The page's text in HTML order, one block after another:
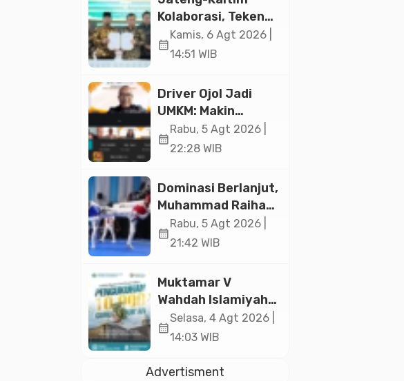
Jakarta
Kolaborasi, Teken
19 Kerja Sama
Ekonomi Senilai Rp
calendar_month
Kamis, 6 Agt 2026 |
14:51 WIB
Driver Ojol Jadi
UMKM: Makin
Sejahtera atau
Merana? Ini
Paramadina
calendar_month
Rabu, 5 Agt 2026 |
22:28 WIB
Dominasi Berlanjut,
Muhammad Raihan
Fadila Sabet Emas
Kyorugi di Asian
Indonesia Open
2026
calendar_month
Rabu, 5 Agt 2026 |
21:42 WIB
Muktamar V
Wahdah Islamiyah
Akan Kukuhkan
10.000 Guru Al-
Istiqlal
calendar_month
Selasa, 4 Agt 2026 |
14:03 WIB
Advertisment